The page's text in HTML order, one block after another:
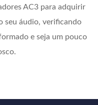
AC3 para adquirir
seu áudio, verificando
e seja um pouco